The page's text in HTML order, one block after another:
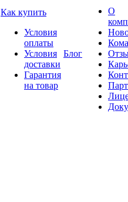
Как купить
Условия
оплаты
Условия
доставки
Гарантия
на товар
Блог
О